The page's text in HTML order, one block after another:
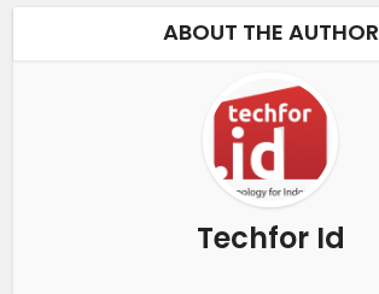
ABOUT THE AUTHOR
Techfor Id